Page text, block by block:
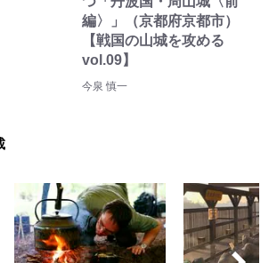
編〉」（京都府京都市）
【戦国の山城を攻める
vol.09】
今泉 慎一